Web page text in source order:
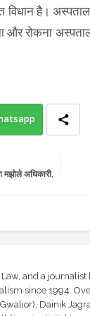
है।
रोकना
मझोले अधिकारी,
and a
since 1994.
Dainik